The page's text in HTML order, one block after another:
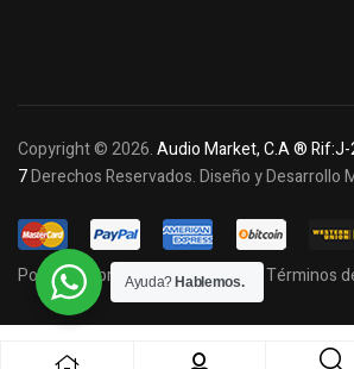
Copyright © 2026.Audio Market, C.A ®
7Derechos Reservados. Diseño y Desarrollo
Política de privacidad y cookies Términos
Ayuda? Hablemos.